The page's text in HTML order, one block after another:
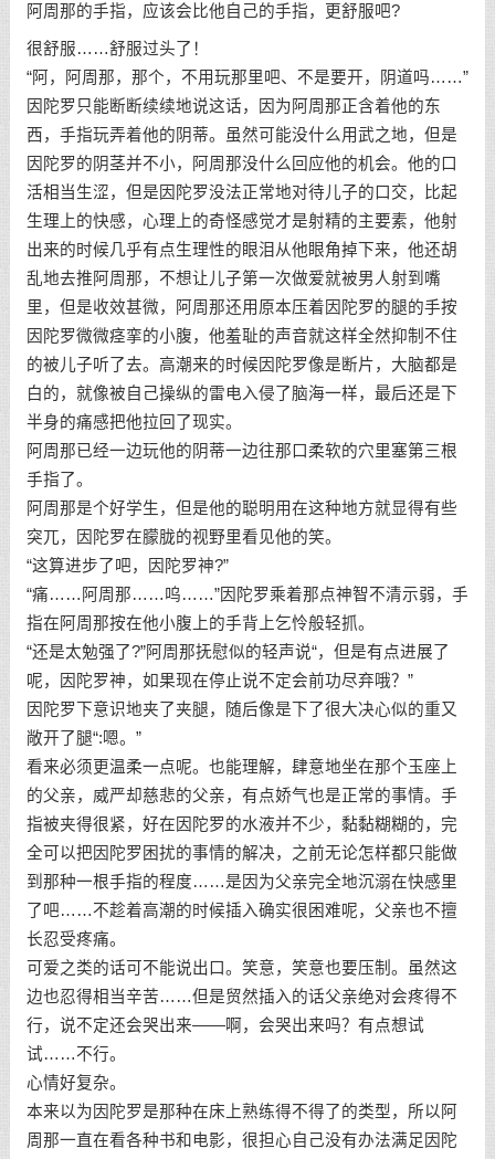
阿周那的手指，应该会比他自己的手指，更舒服吧?
很舒服……舒服过头了！
“阿，阿周那，那个，不用玩那里吧、不是要开，阴道吗……”
因陀罗只能断断续续地说这话，因为阿周那正含着他的东
西，手指玩弄着他的阴蒂。虽然可能没什么用武之地，但是
因陀罗的阴茎并不小，阿周那没什么回应他的机会。他的口
活相当生涩，但是因陀罗没法正常地对待儿子的口交，比起
生理上的快感，心理上的奇怪感觉才是射精的主要素，他射
出来的时候几乎有点生理性的眼泪从他眼角掉下来，他还胡
乱地去推阿周那，不想让儿子第一次做爱就被男人射到嘴
里，但是收效甚微，阿周那还用原本压着因陀罗的腿的手按
因陀罗微微痉挛的小腹，他羞耻的声音就这样全然抑制不住
的被儿子听了去。高潮来的时候因陀罗像是断片，大脑都是
白的，就像被自己操纵的雷电入侵了脑海一样，最后还是下
半身的痛感把他拉回了现实。
阿周那已经一边玩他的阴蒂一边往那口柔软的穴里塞第三根
手指了。
阿周那是个好学生，但是他的聪明用在这种地方就显得有些
突兀，因陀罗在朦胧的视野里看见他的笑。
“这算进步了吧，因陀罗神?”
“痛……阿周那……呜……”因陀罗乘着那点神智不清示弱，手
指在阿周那按在他小腹上的手背上乞怜般轻抓。
“还是太勉强了?”阿周那抚慰似的轻声说“，但是有点进展了
呢，因陀罗神，如果现在停止说不定会前功尽弃哦？”
因陀罗下意识地夹了夹腿，随后像是下了很大决心似的重又
敞开了腿“:嗯。”
看来必须更温柔一点呢。也能理解，肆意地坐在那个玉座上
的父亲，威严却慈悲的父亲，有点娇气也是正常的事情。手
指被夹得很紧，好在因陀罗的水液并不少，黏黏糊糊的，完
全可以把因陀罗困扰的事情的解决，之前无论怎样都只能做
到那种一根手指的程度……是因为父亲完全地沉溺在快感里
了吧……不趁着高潮的时候插入确实很困难呢，父亲也不擅
长忍受疼痛。
可爱之类的话可不能说出口。笑意，笑意也要压制。虽然这
边也忍得相当辛苦……但是贸然插入的话父亲绝对会疼得不
行，说不定还会哭出来——啊，会哭出来吗？有点想试
试……不行。
心情好复杂。
本来以为因陀罗是那种在床上熟练得不得了的类型，所以阿
周那一直在看各种书和电影，很担心自己没有办法满足因陀